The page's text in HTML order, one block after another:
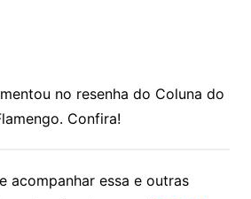
no resenha do Coluna do
Confira!
acompanhar essa e outras